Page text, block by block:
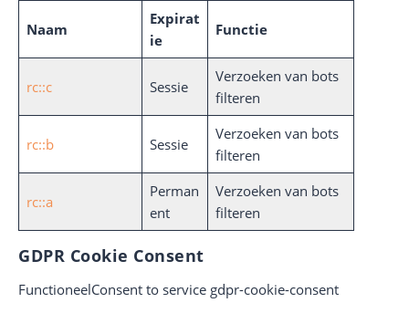
Naam
Expirat
ie
Functie
rc::c Sessie
Verzoeken van bots
filteren
rc::b Sessie
Verzoeken van bots
filteren
rc::a
Perman
ent
Verzoeken van bots
filteren
GDPR Cookie Consent
FunctioneelConsent to service gdpr-cookie-consent